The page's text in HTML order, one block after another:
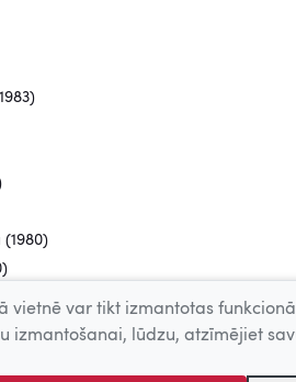
vietnē var tikt izmantotas
izmantošanai, lūdzu, atzīmējiet